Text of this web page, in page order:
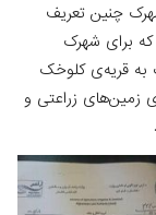
چنین تعریف
برای شهرک
قریه‌ی کلوخک
زراعتی و